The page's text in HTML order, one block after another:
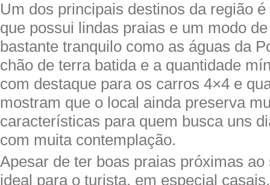
Um dos principais destinos da região
que possui lindas praias e um modo
bastante tranquilo como as águas da
chão de terra batida e a quantidade
com destaque para os carros 4×4 e
mostram que o local ainda preserva
características para quem busca uns
com muita contemplação.
Apesar de ter boas praias próximas ao
ideal para o turista, em especial